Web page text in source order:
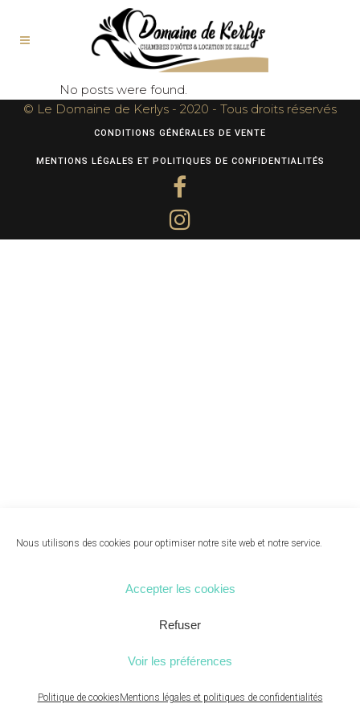
Nous utilisons des cookies pour optimiser notre site web et notre service.
Accepter les cookies
Refuser
Voir les préférences
Politique de cookiesMentions légales et politiques de confidentialités
No posts were found.
© Le Domaine de Kerlys - 2020 - Tous droits réservés
CONDITIONS GÉNÉRALES DE VENTE
MENTIONS LÉGALES ET POLITIQUES DE CONFIDENTIALITÉS